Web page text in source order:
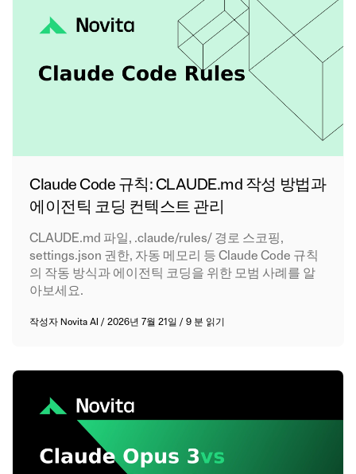
Claude Code 규칙: CLAUDE.md 작성 방법과
에이전틱 코딩 컨텍스트 관리
CLAUDE.md 파일, .claude/rules/ 경로 스코핑,
settings.json 권한, 자동 메모리 등 Claude Code 규칙
의 작동 방식과 에이전틱 코딩을 위한 모범 사례를 알
아보세요.
작성자 Novita AI /2026년 7월 21일/9 분 읽기